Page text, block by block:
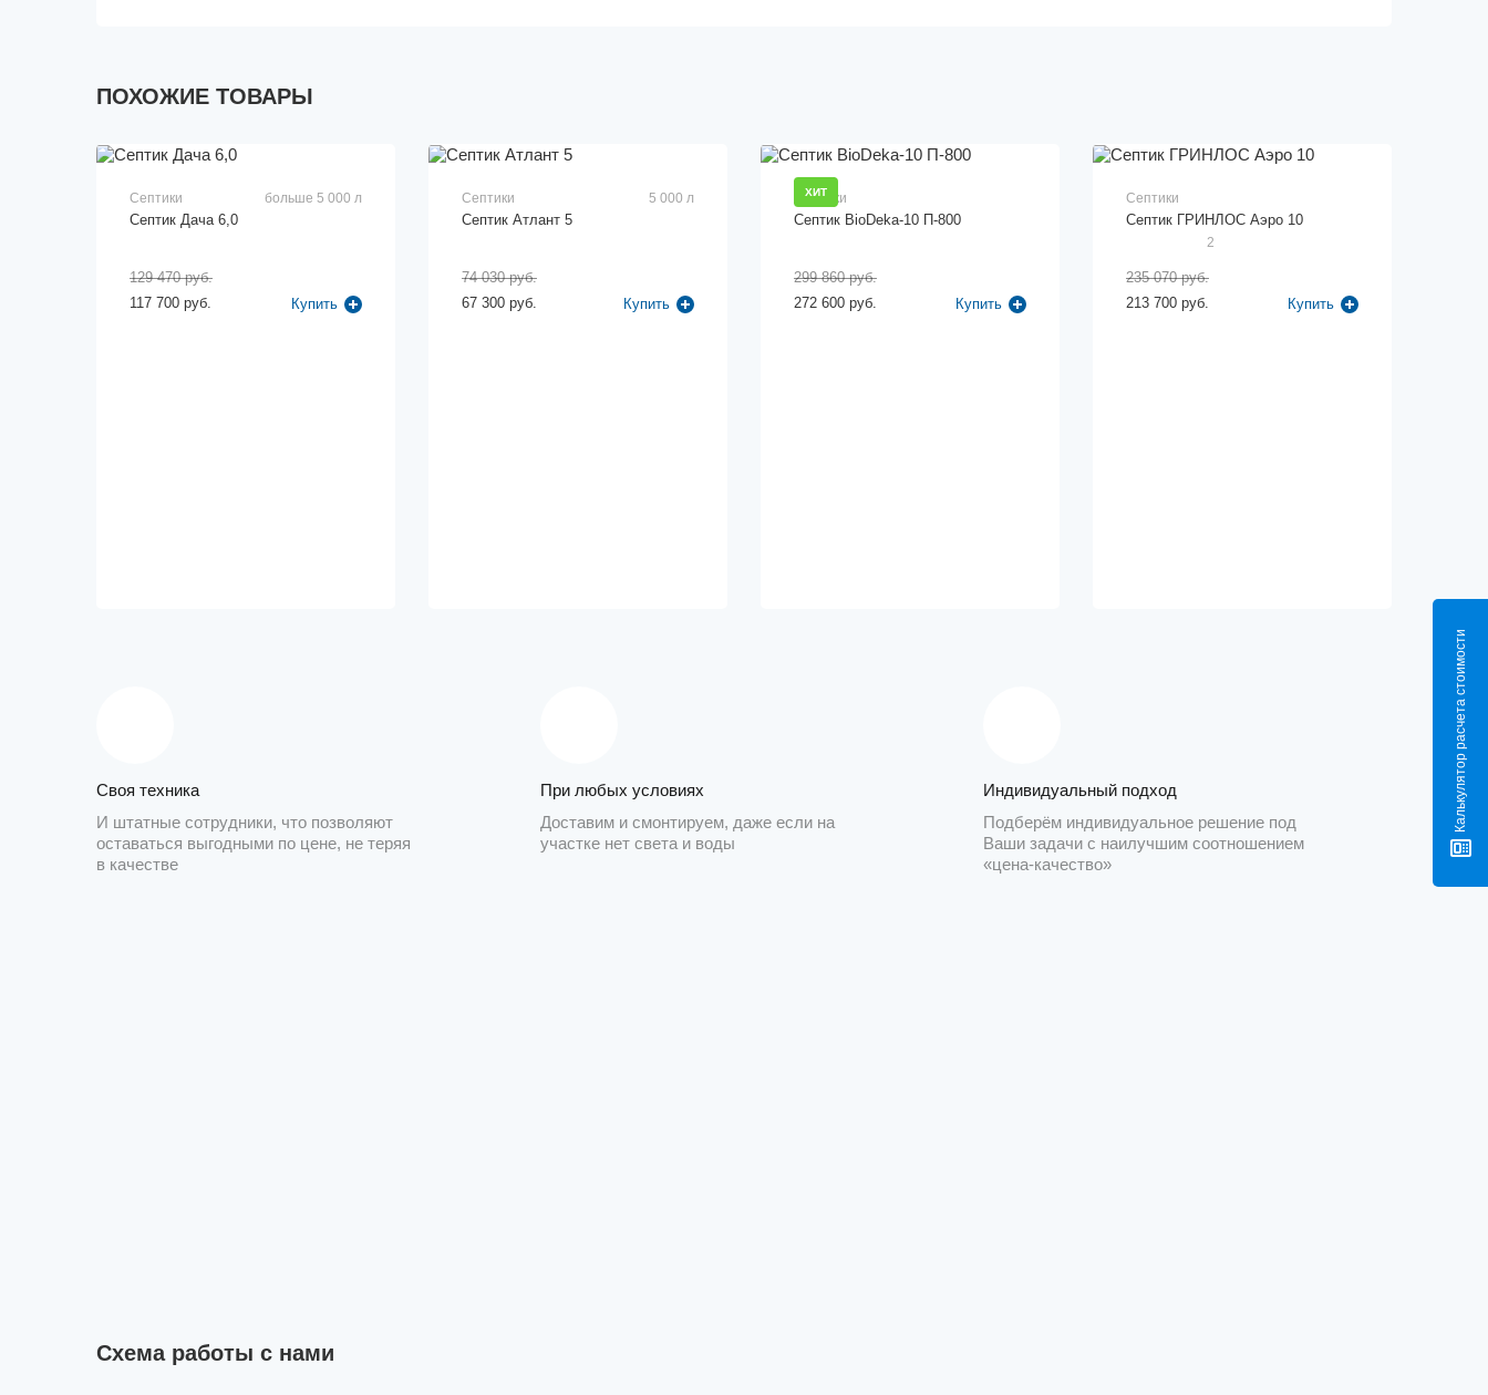
Калькулятор расчета стоимости
ПОХОЖИЕ ТОВАРЫ
Септики больше 5 000 л
Септик Дача 6,0
117 700 руб.
129 470 руб.
Купить
Септики 5 000 л
Септик Атлант 5
67 300 руб.
74 030 руб.
Купить
ХИТ
Септики
Септик BioDeka-10 П-800
272 600 руб.
299 860 руб.
Купить
Септики
Септик ГРИНЛОС Аэро 10
2
213 700 руб.
235 070 руб.
Купить
Своя техника
И штатные сотрудники, что позволяют
оставаться выгодными по цене, не теряя
в качестве
При любых условиях
Доставим и смонтируем, даже если на
участке нет света и воды
Индивидуальный подход
Подберём индивидуальное решение под
Ваши задачи с наилучшим соотношением
«цена-качество»
Схема работы с нами